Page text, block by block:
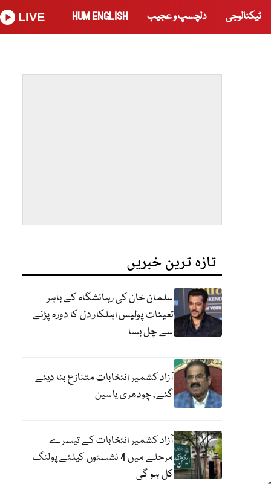
ٹیکنالوجی دلچسپ و عجیب HUM ENGLISH
LIVE
تازہ ترین خبریں
سلمان خان کی رہائشگاہ کے باہر
تعینات پولیس اہلکار دل کا دورہ پڑنے
سے چل بسا
آزاد کشمیر انتخابات متنازع بنا دیئے
گئے، چودھری یاسین
آزاد کشمیر انتخابات کے تیسرے
مرحلے میں 4 نشستوں کیلئے پولنگ
کل ہو گی